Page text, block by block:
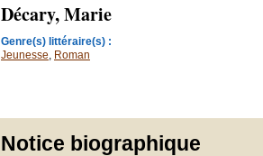
Décary, Marie
Genre(s) littéraire(s) :
Jeunesse, Roman
Notice biographique